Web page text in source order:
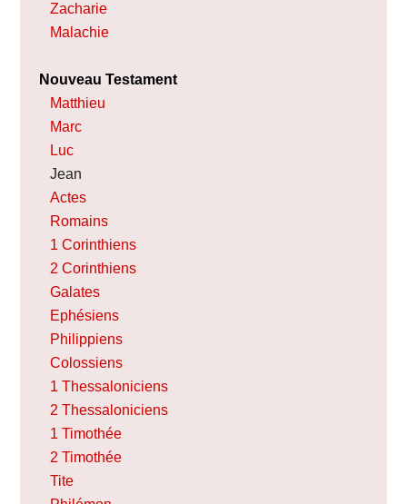
Zacharie
Malachie
Nouveau Testament
Matthieu
Marc
Luc
Jean
Actes
Romains
1 Corinthiens
2 Corinthiens
Galates
Ephésiens
Philippiens
Colossiens
1 Thessaloniciens
2 Thessaloniciens
1 Timothée
2 Timothée
Tite